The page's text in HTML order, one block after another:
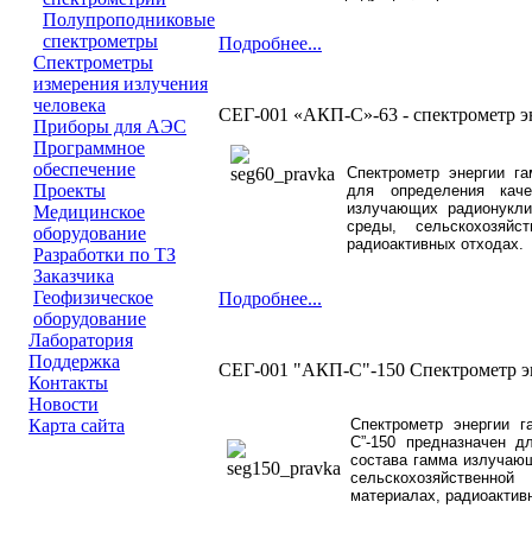
Полупроподниковые
спектрометры
Cпектрометры
измерения излучения
человека
Приборы для АЭС
Программное
обеспечение
Проeкты
Медицинское
оборудование
Разработки по ТЗ
Заказчика
Геофизическое
оборудование
Лаборатория
Поддержка
Контакты
Новости
Карта сайта
Подробнее...
СЕГ-001 «АКП-С»-63 - спектрометр
Спектрометр энергии
для определения
излучающих
среды,
радиоактивных отходах.
Подробнее...
СЕГ-001 "АКП-С"-150 Спектрометр
Спектрометр энергии
С”-150 предназначен
состава гамма
материалах,